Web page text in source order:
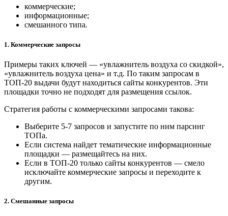
коммерческие;
информационные;
смешанного типа.
1. Коммерческие запросы
Примеры таких ключей — «увлажнитель воздуха со скидкой»,
«увлажнитель воздуха цена» и т.д. По таким запросам в
ТОП-20 выдачи будут находиться сайты конкурентов. Эти
площадки точно не подходят для размещения ссылок.
Стратегия работы с коммерческими запросами такова:
Выберите 5-7 запросов и запустите по ним парсинг
ТОПа.
Если система найдет тематические информационные
площадки — размещайтесь на них.
Если в ТОП-20 только сайты конкурентов — смело
исключайте коммерческие запросы и переходите к
другим.
2. Смешанные запросы